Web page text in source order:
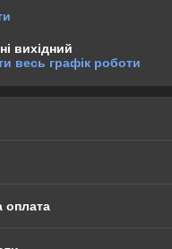
вихідний
весь графік роботи
оплата